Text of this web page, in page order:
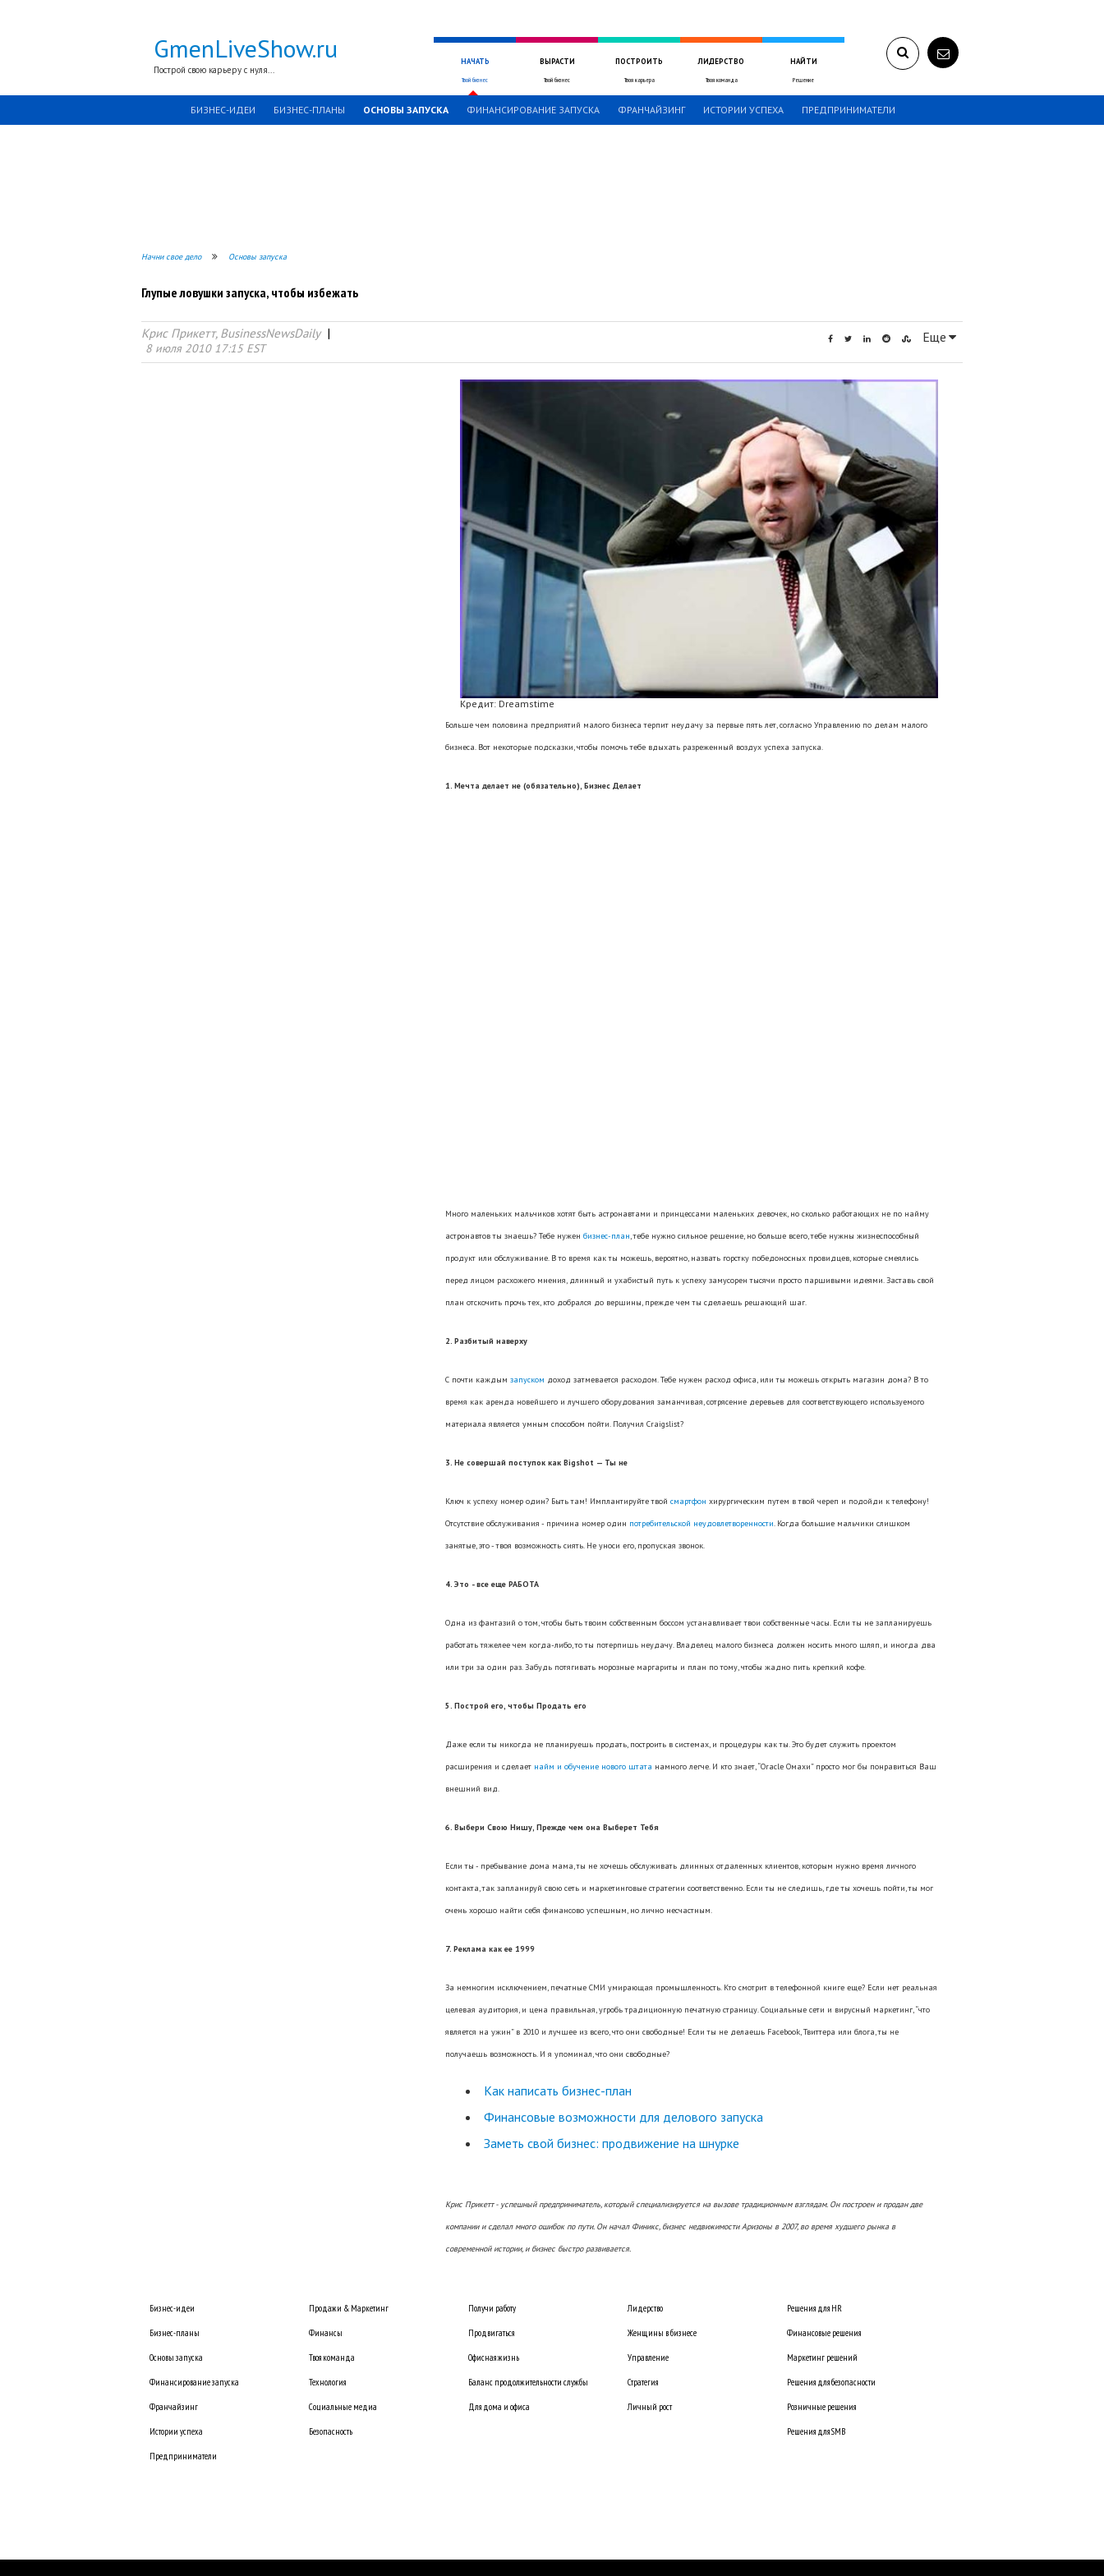
GmenLiveShow.ru
Построй свою карьеру с нуля...
НАЧАТЬ
Твой бизнес
ВЫРАСТИ
Твой бизнес
ПОСТРОИТЬ
Твоя карьера
ЛИДЕРСТВО
Твоя команда
НАЙТИ
Решение
БИЗНЕС-ИДЕИ БИЗНЕС-ПЛАНЫ ОСНОВЫ ЗАПУСКА ФИНАНСИРОВАНИЕ ЗАПУСКА ФРАНЧАЙЗИНГ ИСТОРИИ УСПЕХА ПРЕДПРИНИМАТЕЛИ
Начни свое дело Основы запуска
Глупые ловушки запуска, чтобы избежать
Крис Прикетт, BusinessNewsDaily
8 июля 2010 17:15 EST
Еще
Кредит: Dreamstime
Больше чем половина предприятий малого бизнеса терпит неудачу за первые пять лет, согласно Управлению по делам малого
бизнеса. Вот некоторые подсказки, чтобы помочь тебе вдыхать разреженный воздух успеха запуска.
1. Мечта делает не (обязательно), Бизнес Делает
Много маленьких мальчиков хотят быть астронавтами и принцессами маленьких девочек, но сколько работающих не по найму
астронавтов ты знаешь? Тебе нужен бизнес-план, тебе нужно сильное решение, но больше всего, тебе нужны жизнеспособный
продукт или обслуживание. В то время как ты можешь, вероятно, назвать горстку победоносных провидцев, которые смеялись
перед лицом расхожего мнения, длинный и ухабистый путь к успеху замусорен тысячи просто паршивыми идеями. Заставь свой
план отскочить прочь тех, кто добрался до вершины, прежде чем ты сделаешь решающий шаг.
2. Разбитый наверху
С почти каждым запуском доход затмевается расходом. Тебе нужен расход офиса, или ты можешь открыть магазин дома? В то
время как аренда новейшего и лучшего оборудования заманчивая, сотрясение деревьев для соответствующего используемого
материала является умным способом пойти. Получил Craigslist?
3. Не совершай поступок как Bigshot — Ты не
Ключ к успеху номер один? Быть там! Имплантируйте твой смартфон хирургическим путем в твой череп и подойди к телефону!
Отсутствие обслуживания - причина номер один потребительской неудовлетворенности. Когда большие мальчики слишком
занятые, это - твоя возможность сиять. Не уноси его, пропуская звонок.
4. Это - все еще РАБОТА
Одна из фантазий о том, чтобы быть твоим собственным боссом устанавливает твои собственные часы. Если ты не запланируешь
работать тяжелее чем когда-либо, то ты потерпишь неудачу. Владелец малого бизнеса должен носить много шляп, и иногда два
или три за один раз. Забудь потягивать морозные маргариты и план по тому, чтобы жадно пить крепкий кофе.
5. Построй его, чтобы Продать его
Даже если ты никогда не планируешь продать, построить в системах, и процедуры как ты. Это будет служить проектом
расширения и сделает найм и обучение нового штата намного легче. И кто знает, “Oracle Омахи” просто мог бы понравиться Ваш
внешний вид.
6. Выбери Свою Нишу, Прежде чем она Выберет Тебя
Если ты - пребывание дома мама, ты не хочешь обслуживать длинных отдаленных клиентов, которым нужно время личного
контакта, так запланируй свою сеть и маркетинговые стратегии соответственно. Если ты не следишь, где ты хочешь пойти, ты мог
очень хорошо найти себя финансово успешным, но лично несчастным.
7. Реклама как ее 1999
За немногим исключением, печатные СМИ умирающая промышленность. Кто смотрит в телефонной книге еще? Если нет реальная
целевая аудитория, и цена правильная, угробь традиционную печатную страницу. Социальные сети и вирусный маркетинг, “что
является на ужин” в 2010 и лучшее из всего, что они свободные! Если ты не делаешь Facebook, Твиттера или блога, ты не
получаешь возможность. И я упоминал, что они свободные?
Как написать бизнес-план
Финансовые возможности для делового запуска
Заметь свой бизнес: продвижение на шнурке
Крис Прикетт - успешный предприниматель, который специализируется на вызове традиционным взглядам. Он построен и продан две
компании и сделал много ошибок по пути. Он начал Финикс, бизнес недвижимости Аризоны в 2007, во время худшего рынка в
современной истории, и бизнес быстро развивается.
Бизнес-идеи
Бизнес-планы
Основы запуска
Финансирование запуска
Франчайзинг
Истории успеха
Предприниматели
Продажи & Маркетинг
Финансы
Твоя команда
Технология
Социальные медиа
Безопасность
Получи работу
Продвигаться
Офисная жизнь
Баланс продолжительности службы
Для дома и офиса
Лидерство
Женщины в бизнесе
Управление
Стратегия
Личный рост
Решения для HR
Финансовые решения
Маркетинг решений
Решения для безопасности
Розничные решения
Решения для SMB